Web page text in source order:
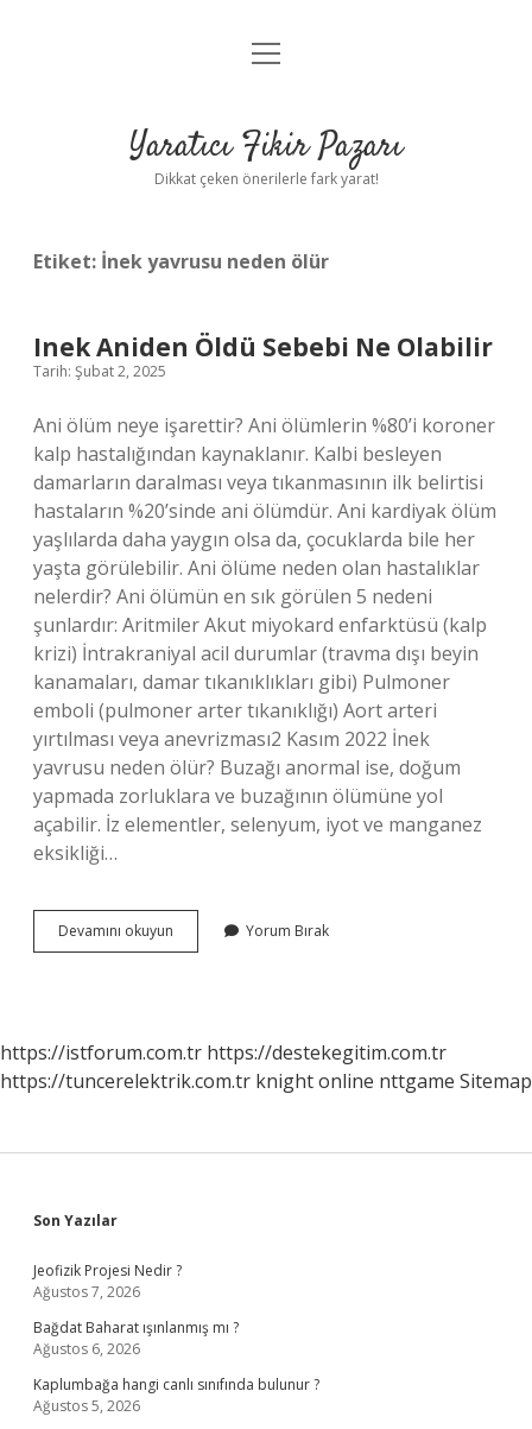
Anasayfa
Yasal Uyarı
menüyü
Yaratıcı Fikir Pazarı
Dikkat çeken önerilerle fark yarat!
Etiket: İnek yavrusu neden ölür
Inek Aniden Öldü Sebebi Ne Olabilir
Tarih: Şubat 2, 2025
Ani ölüm neye işarettir? Ani ölümlerin %80’i koroner
kalp hastalığından kaynaklanır. Kalbi besleyen
damarların daralması veya tıkanmasının ilk belirtisi
hastaların %20’sinde ani ölümdür. Ani kardiyak ölüm
yaşlılarda daha yaygın olsa da, çocuklarda bile her
yaşta görülebilir. Ani ölüme neden olan hastalıklar
nelerdir? Ani ölümün en sık görülen 5 nedeni
şunlardır: Aritmiler Akut miyokard enfarktüsü (kalp
krizi) İntrakraniyal acil durumlar (travma dışı beyin
kanamaları, damar tıkanıklıkları gibi) Pulmoner
emboli (pulmoner arter tıkanıklığı) Aort arteri
yırtılması veya anevrizması2 Kasım 2022 İnek
yavrusu neden ölür? Buzağı anormal ise, doğum
yapmada zorluklara ve buzağının ölümüne yol
açabilir. İz elementler, selenyum, iyot ve manganez
eksikliği…
Devamını okuyun
Aniden
Yorum Bırak
https://istforum.com.tr https://destekegitim.com.tr
https://tuncerelektrik.com.tr knight online nttgame Sitemap
Sidebar
Son Yazılar
Jeofizik Projesi Nedir ?
Ağustos 7, 2026
Bağdat Baharat ışınlanmış mı ?
Ağustos 6, 2026
Kaplumbağa hangi canlı sınıfında bulunur ?
Ağustos 5, 2026